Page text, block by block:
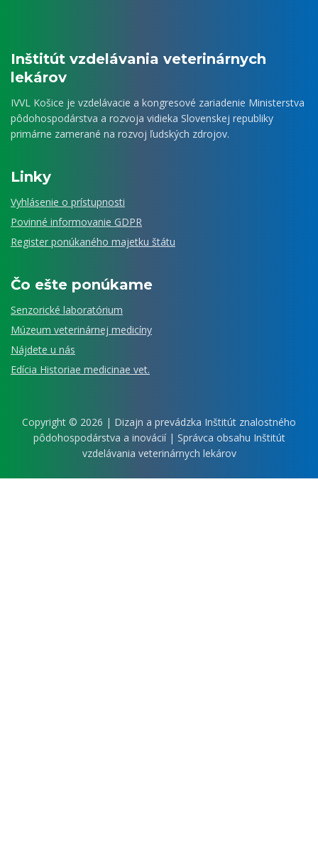
Inštitút vzdelávania veterinárnych
lekárov
IVVL Košice je vzdelávacie a kongresové zariadenie Ministerstva
pôdohospodárstva a rozvoja vidieka Slovenskej republiky
primárne zamerané na rozvoj ľudských zdrojov.
Linky
Vyhlásenie o prístupnosti
Povinné informovanie GDPR
Register ponúkaného majetku štátu
Čo ešte ponúkame
Senzorické laboratórium
Múzeum veterinárnej medicíny
Nájdete u nás
Edícia Historiae medicinae vet.
Copyright © 2026 | Dizajn a prevádzka Inštitút znalostného
pôdohospodárstva a inovácií| Správca obsahu Inštitút
vzdelávania veterinárnych lekárov